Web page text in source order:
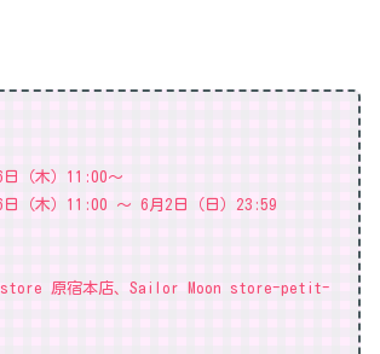
日（木）11:00〜
日（木）11:00 〜 6月2日（日）23:59
store 原宿本店、Sailor Moon store-petit-